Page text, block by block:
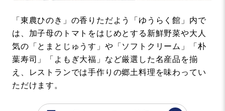
「東農ひのき」の香りただよう「ゆうらく館」内で
は、加子母のトマトをはじめとする新鮮野菜や大人
気の「とまとじゅうす」や「ソフトクリーム」「朴
葉寿司」「よもぎ大福」など厳選した名産品を揃
え、レストランでは手作りの郷土料理を味わってい
ただけます。